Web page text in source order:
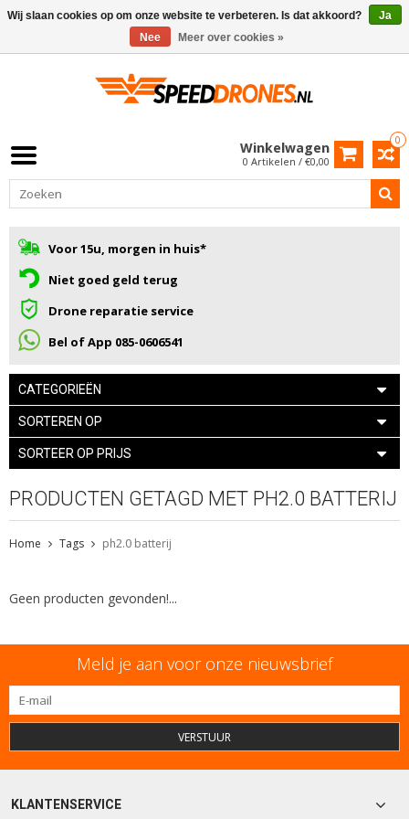
0
Winkelwagen
0 Artikelen / €0,00
Voor 15u, morgen in huis*
Niet goed geld terug
Drone reparatie service
Bel of App 085-0606541
CATEGORIEËN
SORTEREN OP
SORTEER OP PRIJS
PRODUCTEN GETAGD MET PH2.0 BATTERIJ
Home Tags ph2.0 batterij
Geen producten gevonden!...
Meld je aan voor onze nieuwsbrief
VERSTUUR
KLANTENSERVICE
Wij slaan cookies op om onze website te verbeteren. Is dat akkoord?
Ja
Nee
Meer over cookies »